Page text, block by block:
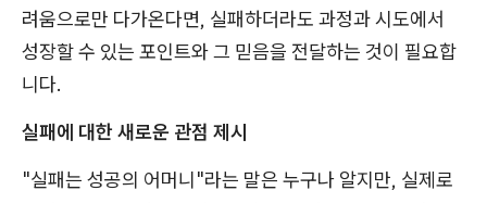
려움으로만 다가온다면, 실패하더라도 과정과 시도에서
성장할 수 있는 포인트와 그 믿음을 전달하는 것이 필요합
니다.
실패에 대한 새로운 관점 제시
"실패는 성공의 어머니"라는 말은 누구나 알지만, 실제로